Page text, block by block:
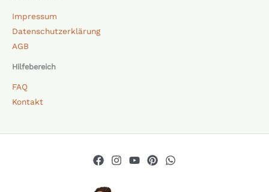
Impressum
Datenschutzerklärung
AGB
Hilfebereich
FAQ
Kontakt